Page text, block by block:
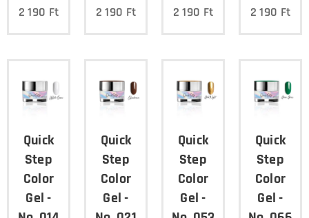
2 190 Ft 2 190 Ft 2 190 Ft 2 190 Ft
Quick
Step
Color
Gel -
Quick
Step
Color
Gel -
Quick
Step
Color
Gel -
Quick
Step
Color
Gel -